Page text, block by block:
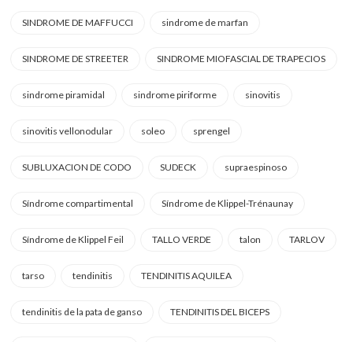
SINDROME DE MAFFUCCI sindrome de marfan
SINDROME DE STREETER SINDROME MIOFASCIAL DE TRAPECIOS
sindrome piramidal sindrome piriforme sinovitis
sinovitis vellonodular soleo sprengel
SUBLUXACION DE CODO SUDECK supraespinoso
Síndrome compartimental Síndrome de Klippel-Trénaunay
Síndrome de Klippel Feil TALLO VERDE talon TARLOV
tarso tendinitis TENDINITIS AQUILEA
tendinitis de la pata de ganso TENDINITIS DEL BICEPS